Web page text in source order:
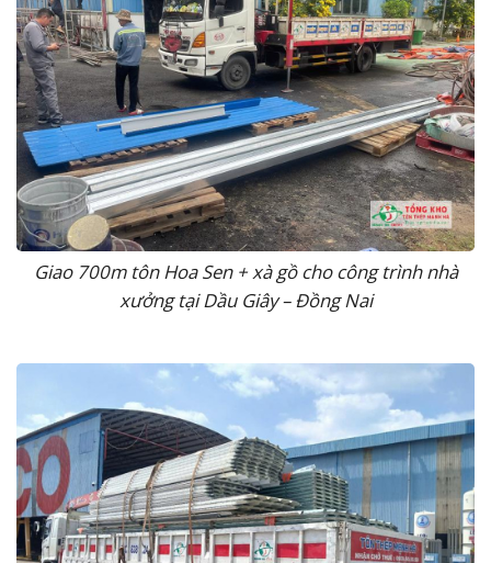
Giao 700m tôn Hoa Sen + xà gồ cho công trình nhà
xưởng tại Dầu Giây – Đồng Nai